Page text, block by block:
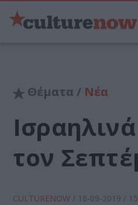
Θέματα / Νέα
τον
CULTURENOW / 16-09-2019 /